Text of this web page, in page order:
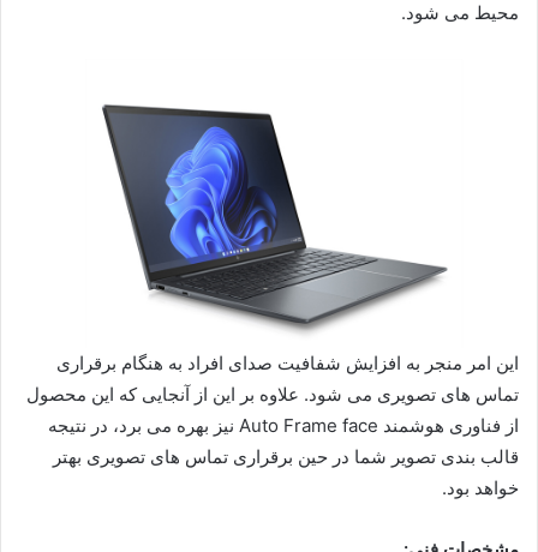
محیط می شود.
این امر منجر به افزایش شفافیت صدای افراد به هنگام برقراری
تماس ‌های تصویری می شود. علاوه بر این از آنجایی که این محصول
از فناوری هوشمند Auto Frame face نیز بهره می برد، در نتیجه
قالب بندی تصویر شما در حین برقراری تماس های تصویری بهتر
خواهد بود.